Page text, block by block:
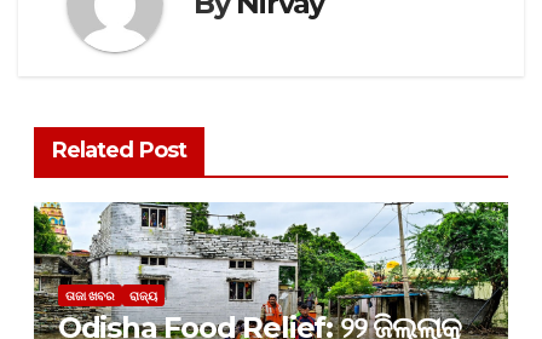
Related Post
ତାଜା ଖବର ରାଜ୍ୟ
Odisha Food Relief: ୨୨ ଜିଲ୍ଲାକୁ